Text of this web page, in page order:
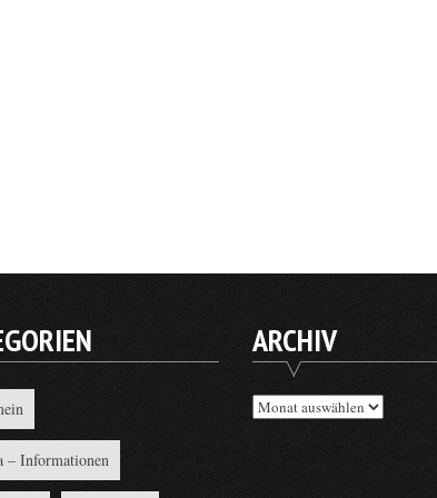
– Informationen
ARCHIV
Archiv